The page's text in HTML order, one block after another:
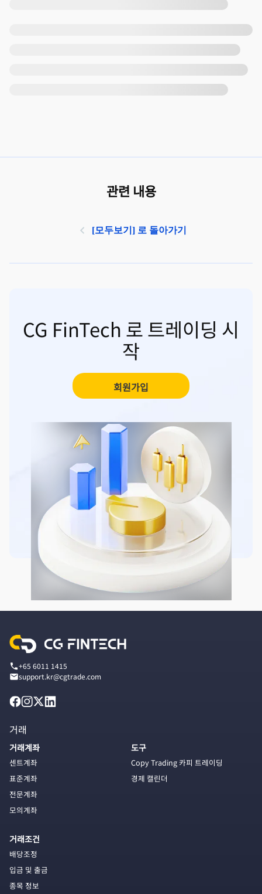
관련 내용
[모두보기] 로 돌아가기
CG FinTech 로 트레이딩 시
작
회원가입
+65 6011 1415
support.kr@cgtrade.com
거래
거래계좌
센트계좌
표준계좌
전문계좌
모의계좌
거래조건
배당조정
입금 및 출금
종목 정보
도구
Copy Trading 카피 트레이딩
경제 캘린더